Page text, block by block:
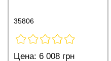
35806
Цена: 6 008 грн